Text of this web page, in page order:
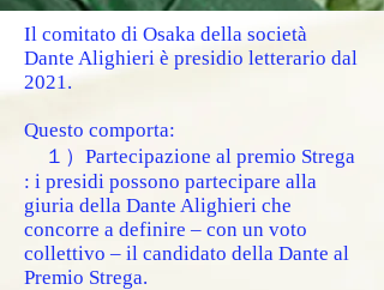
Il comitato di Osaka della società
Dante Alighieri è presidio letterario dal
2021.
Questo comporta:
１）Partecipazione al premio Strega
: i presidi possono partecipare alla
giuria della Dante Alighieri che
concorre a definire – con un voto
collettivo – il candidato della Dante al
Premio Strega.